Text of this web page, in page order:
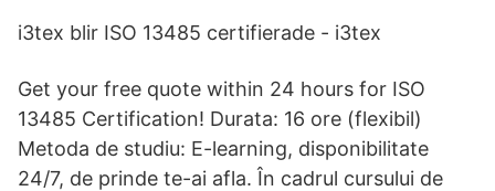
i3tex blir ISO 13485 certifierade - i3tex
Get your free quote within 24 hours for ISO
13485 Certification! Durata: 16 ore (flexibil)
Metoda de studiu: E-learning, disponibilitate
24/7, de prinde te-ai afla. În cadrul cursului de